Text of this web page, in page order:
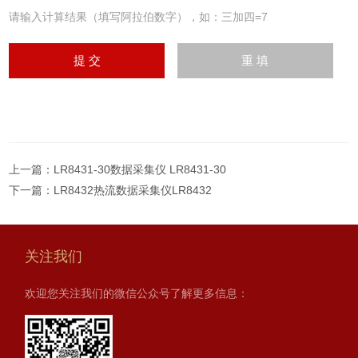
请输入计算结果（填写阿拉伯数字），如：三加四=7
上一篇： LR8431-30数据采集仪 LR8431-30
下一篇： LR8432热流数据采集仪LR8432
关注我们
欢迎您关注我们的微信公众号了解更多信息：